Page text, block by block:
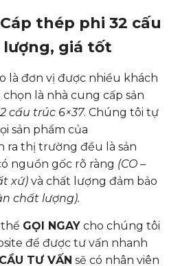
thép phi 32 cấu
giá tốt
là đơn vị được nhiều khách
là nhà cung cấp sản
cấu trúc 6×37. Chúng tôi tự
sản phẩm của
ra thị trường đều là sản
nguồn gốc rõ ràng (CO –
xứ) và chất lượng đảm bảo
chất lượng).
GỌI NGAY cho chúng tôi
để được tư vấn nhanh
TƯ VẤN sẽ có nhân viên